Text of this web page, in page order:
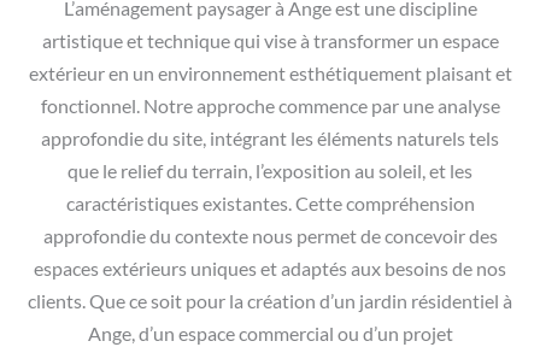
L’aménagement paysager à Ange est une discipline
artistique et technique qui vise à transformer un espace
extérieur en un environnement esthétiquement plaisant et
fonctionnel. Notre approche commence par une analyse
approfondie du site, intégrant les éléments naturels tels
que le relief du terrain, l’exposition au soleil, et les
caractéristiques existantes. Cette compréhension
approfondie du contexte nous permet de concevoir des
espaces extérieurs uniques et adaptés aux besoins de nos
clients. Que ce soit pour la création d’un jardin résidentiel à
Ange, d’un espace commercial ou d’un projet